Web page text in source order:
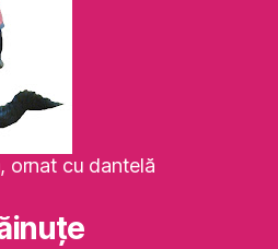
ornat cu dantelă